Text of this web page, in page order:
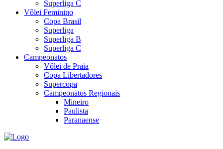
Superliga C
Vôlei Feminino
Copa Brasil
Superliga
Superliga B
Superliga C
Campeonatos
Vôlei de Praia
Copa Libertadores
Supercopa
Campeonatos Regionais
Mineiro
Paulista
Paranaense